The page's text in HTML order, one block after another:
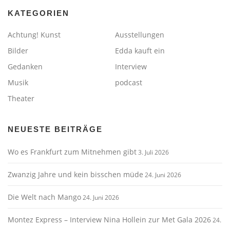
KATEGORIEN
Achtung! Kunst
Ausstellungen
Bilder
Edda kauft ein
Gedanken
Interview
Musik
podcast
Theater
NEUESTE BEITRÄGE
Wo es Frankfurt zum Mitnehmen gibt3. Juli 2026
Zwanzig Jahre und kein bisschen müde 24. Juni 2026
Die Welt nach Mango24. Juni 2026
Montez Express – Interview Nina Hollein zur Met Gala 202624.